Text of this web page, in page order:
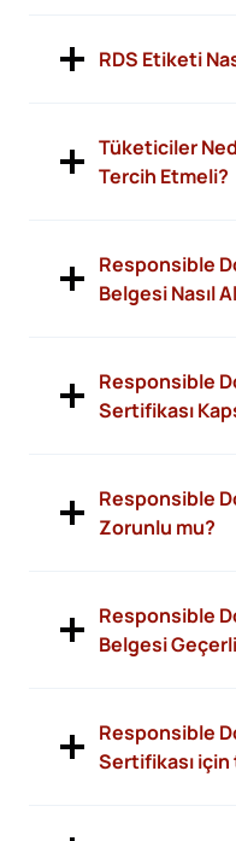
RDS Etiketi
Tüketiciler
Tercih Etmeli?
Responsible
Belgesi Nasıl
Responsible
Sertifikası
Responsible
Zorunlu mu?
Responsible
Belgesi
Responsible
Sertifikası için